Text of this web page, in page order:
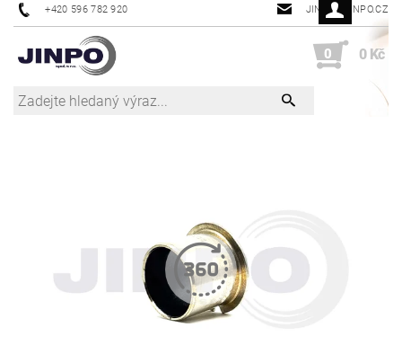
+420 596 782 920 JINPO@JINPO.CZ
0 0 Kč